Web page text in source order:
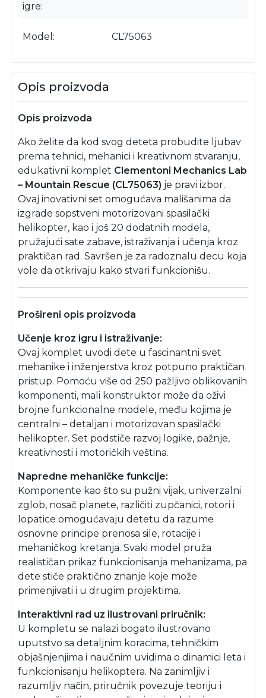
igre
Model CL75063
Opis proizvoda
Opis proizvoda
Ako želite da kod svog deteta probudite ljubav
prema tehnici, mehanici i kreativnom stvaranju,
edukativni komplet Clementoni Mechanics Lab
– Mountain Rescue (CL75063) je pravi izbor.
Ovaj inovativni set omogućava mališanima da
izgrade sopstveni motorizovani spasilački
helikopter, kao i još 20 dodatnih modela,
pružajući sate zabave, istraživanja i učenja kroz
praktičan rad. Savršen je za radoznalu decu koja
vole da otkrivaju kako stvari funkcionišu.
Prošireni opis proizvoda
Učenje kroz igru i istraživanje:
Ovaj komplet uvodi dete u fascinantni svet
mehanike i inženjerstva kroz potpuno praktičan
pristup. Pomoću više od 250 pažljivo oblikovanih
komponenti, mali konstruktor može da oživi
brojne funkcionalne modele, među kojima je
centralni – detaljan i motorizovan spasilački
helikopter. Set podstiče razvoj logike, pažnje,
kreativnosti i motoričkih veština.
Napredne mehaničke funkcije:
Komponente kao što su pužni vijak, univerzalni
zglob, nosač planete, različiti zupčanici, rotori i
lopatice omogućavaju detetu da razume
osnovne principe prenosa sile, rotacije i
mehaničkog kretanja. Svaki model pruža
realističan prikaz funkcionisanja mehanizama, pa
dete stiče praktično znanje koje može
primenjivati i u drugim projektima.
Interaktivni rad uz ilustrovani priručnik:
U kompletu se nalazi bogato ilustrovano
uputstvo sa detaljnim koracima, tehničkim
objašnjenjima i naučnim uvidima o dinamici leta i
funkcionisanju helikoptera. Na zanimljiv i
razumljiv način, priručnik povezuje teoriju i